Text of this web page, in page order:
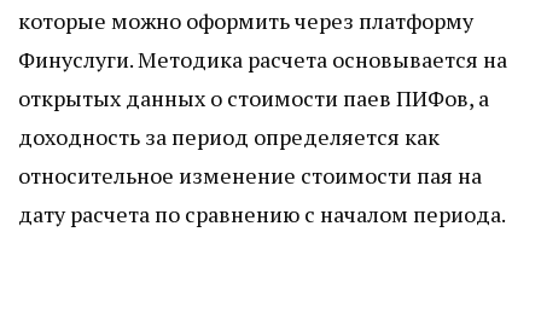
которые можно оформить через платформу
Финуслуги. Методика расчета основывается на
открытых данных о стоимости паев ПИФов, а
доходность за период определяется как
относительное изменение стоимости пая на
дату расчета по сравнению с началом периода.